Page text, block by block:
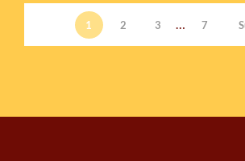
1 2 3 … 7